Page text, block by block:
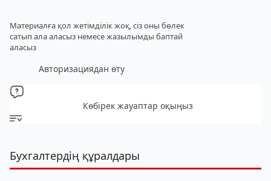
Материалға қол жетімділік жоқ, сіз оны бөлек
сатып ала аласыз немесе жазылымды баптай
аласыз
Авторизациядан өту
Көбірек жауаптар оқыңыз
Бухгалтердің құралдары